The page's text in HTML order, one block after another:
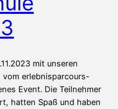
mit unseren
vom erlebnisparcours-
Event. Die Teilnehmer
hatten Spaß und haben